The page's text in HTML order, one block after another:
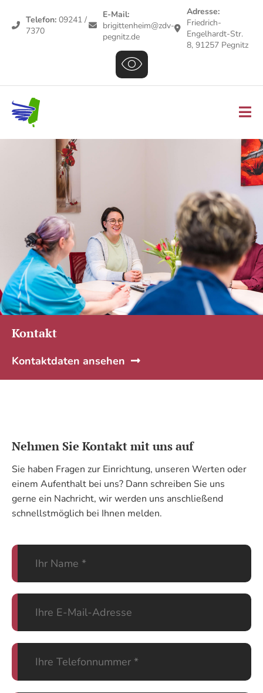
Telefon: 09241 /
7370
E-Mail:
brigittenheim@zdv-
pegnitz.de
Adresse:
Friedrich-
Engelhardt-Str.
8, 91257 Pegnitz
Kontakt
Kontaktdaten ansehen
Nehmen Sie Kontakt mit uns auf
Sie haben Fragen zur Einrichtung, unseren Werten oder
einem Aufenthalt bei uns? Dann schreiben Sie uns
gerne ein Nachricht, wir werden uns anschließend
schnellstmöglich bei Ihnen melden.